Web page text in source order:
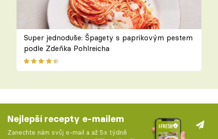
Super jednoduše: Špagety s paprikovým pestem
podle Zdeňka Pohlreicha
Nejlepší recepty e-mailem
Zanechte nám svůj e-mail a až 5x týdně